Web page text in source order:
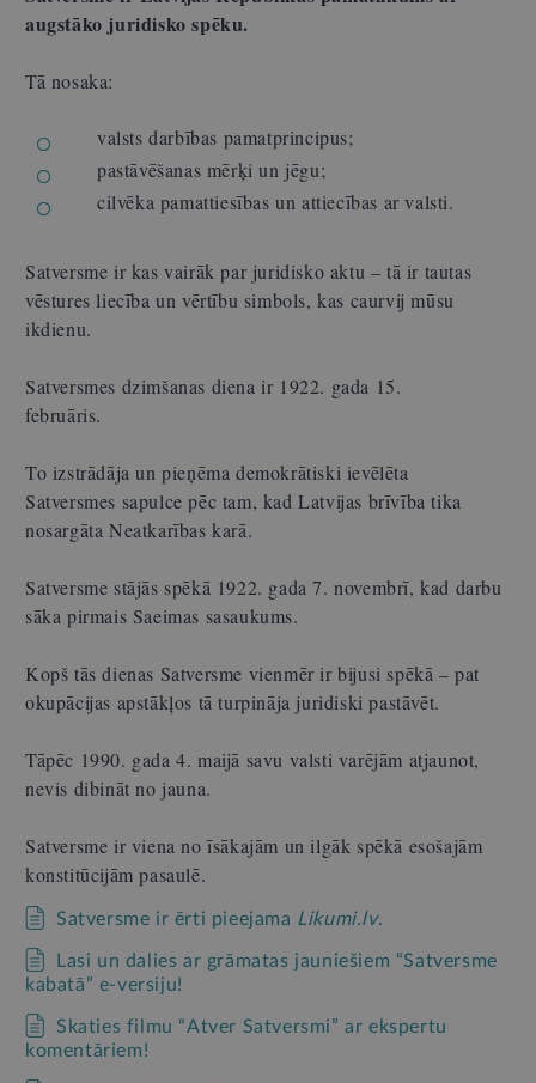
augstāko juridisko spēku.
Tā nosaka:
valsts darbības pamatprincipus;
pastāvēšanas mērķi un jēgu;
cilvēka pamattiesības un attiecības ar valsti.
Satversme ir kas vairāk par juridisko aktu – tā ir tautas
vēstures liecība un vērtību simbols, kas caurvij mūsu
ikdienu.
Satversmes dzimšanas diena ir 1922. gada 15.
februāris.
To izstrādāja un pieņēma demokrātiski ievēlēta
Satversmes sapulce pēc tam, kad Latvijas brīvība tika
nosargāta Neatkarības karā.
Satversme stājās spēkā 1922. gada 7. novembrī, kad darbu
sāka pirmais Saeimas sasaukums.
Kopš tās dienas Satversme vienmēr ir bijusi spēkā – pat
okupācijas apstākļos tā turpināja juridiski pastāvēt.
Tāpēc 1990. gada 4. maijā savu valsti varējām atjaunot,
nevis dibināt no jauna.
Satversme ir viena no īsākajām un ilgāk spēkā esošajām
konstitūcijām pasaulē.
Satversme ir ērti pieejama Likumi.lv.
Lasi un dalies ar grāmatas jauniešiem “Satversme
kabatā” e-versiju!
Skaties filmu “Atver Satversmi” ar ekspertu
komentāriem!